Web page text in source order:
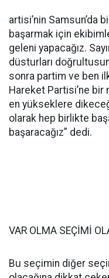
artisi’nin Samsun’da
başarmak için
geleni yapacağız.
düsturları
sonra partim ve ben
Hareket Partisi’ne
en yükseklere
olarak hep birlikte
başaracağız” dedi.
VAR OLMA SEÇİMİ
Bu seçimin diğer